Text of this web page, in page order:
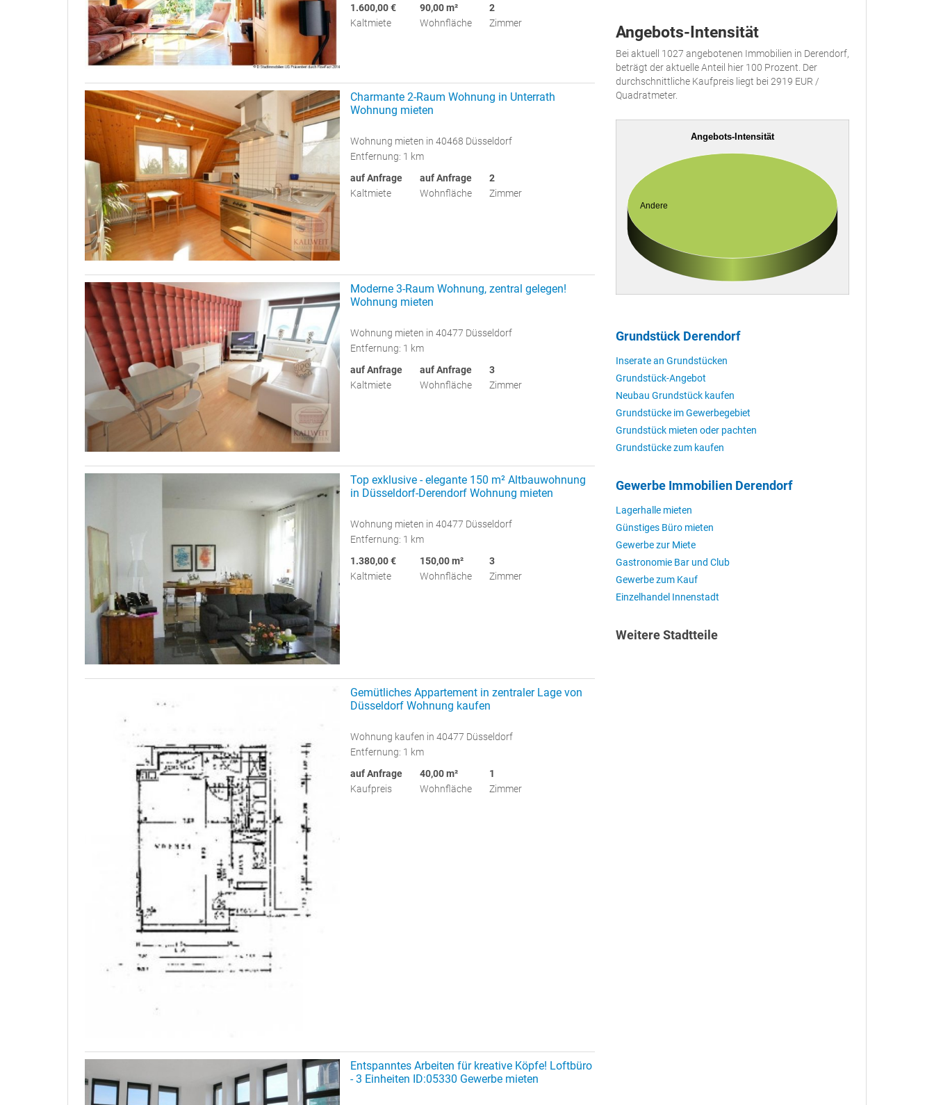
1.600,00 €
Kaltmiete
90,00 m²
Wohnfläche
2
Zimmer
Charmante 2-Raum Wohnung in Unterrath
Wohnung mieten
Wohnung mieten in 40468 Düsseldorf
Entfernung: 1 km
auf Anfrage
Kaltmiete
auf Anfrage
Wohnfläche
2
Zimmer
Moderne 3-Raum Wohnung, zentral gelegen!
Wohnung mieten
Wohnung mieten in 40477 Düsseldorf
Entfernung: 1 km
auf Anfrage
Kaltmiete
auf Anfrage
Wohnfläche
3
Zimmer
Top exklusive - elegante 150 m² Altbauwohnung
in Düsseldorf-Derendorf Wohnung mieten
Wohnung mieten in 40477 Düsseldorf
Entfernung: 1 km
1.380,00 €
Kaltmiete
150,00 m²
Wohnfläche
3
Zimmer
Gemütliches Appartement in zentraler Lage von
Düsseldorf Wohnung kaufen
Wohnung kaufen in 40477 Düsseldorf
Entfernung: 1 km
auf Anfrage
Kaufpreis
40,00 m²
Wohnfläche
1
Zimmer
Entspanntes Arbeiten für kreative Köpfe! Loftbüro
- 3 Einheiten ID:05330 Gewerbe mieten
Angebots-Intensität
Bei aktuell 1027 angebotenen Immobilien in Derendorf,
beträgt der aktuelle Anteil hier 100 Prozent. Der
durchschnittliche Kaufpreis liegt bei 2919 EUR /
Quadratmeter.
Angebots-Intensität
Andere
Grundstück Derendorf
Inserate an Grundstücken
Grundstück-Angebot
Neubau Grundstück kaufen
Grundstücke im Gewerbegebiet
Grundstück mieten oder pachten
Grundstücke zum kaufen
Gewerbe Immobilien Derendorf
Lagerhalle mieten
Günstiges Büro mieten
Gewerbe zur Miete
Gastronomie Bar und Club
Gewerbe zum Kauf
Einzelhandel Innenstadt
Weitere Stadtteile